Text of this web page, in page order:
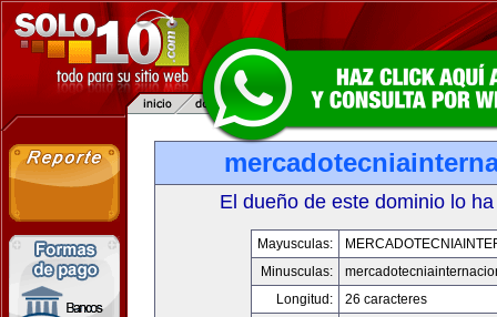
El dueño de este dominio lo
Mayusculas:
Minusculas:
Longitud:
26 caracteres